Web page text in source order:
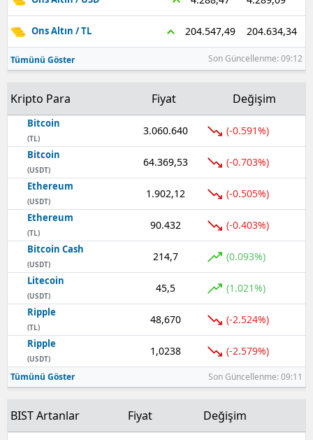
Ons Altın / TL 204.547,49 204.634,34
Tümünü Göster Son Güncellenme: 09:12
Kripto Para Fiyat Değişim
Bitcoin
(TL)
3.060.640 (-0.591%)
Bitcoin
(USDT)
64.369,53 (-0.703%)
Ethereum
(USDT)
1.902,12 (-0.505%)
Ethereum
(TL)
90.432 (-0.403%)
Bitcoin Cash
(USDT)
214,7 (0.093%)
Litecoin
(USDT)
45,5 (1.021%)
Ripple
(TL)
48,670 (-2.524%)
Ripple
(USDT)
1,0238 (-2.579%)
Tümünü Göster Son Güncellenme: 09:11
BIST Artanlar Fiyat Değişim